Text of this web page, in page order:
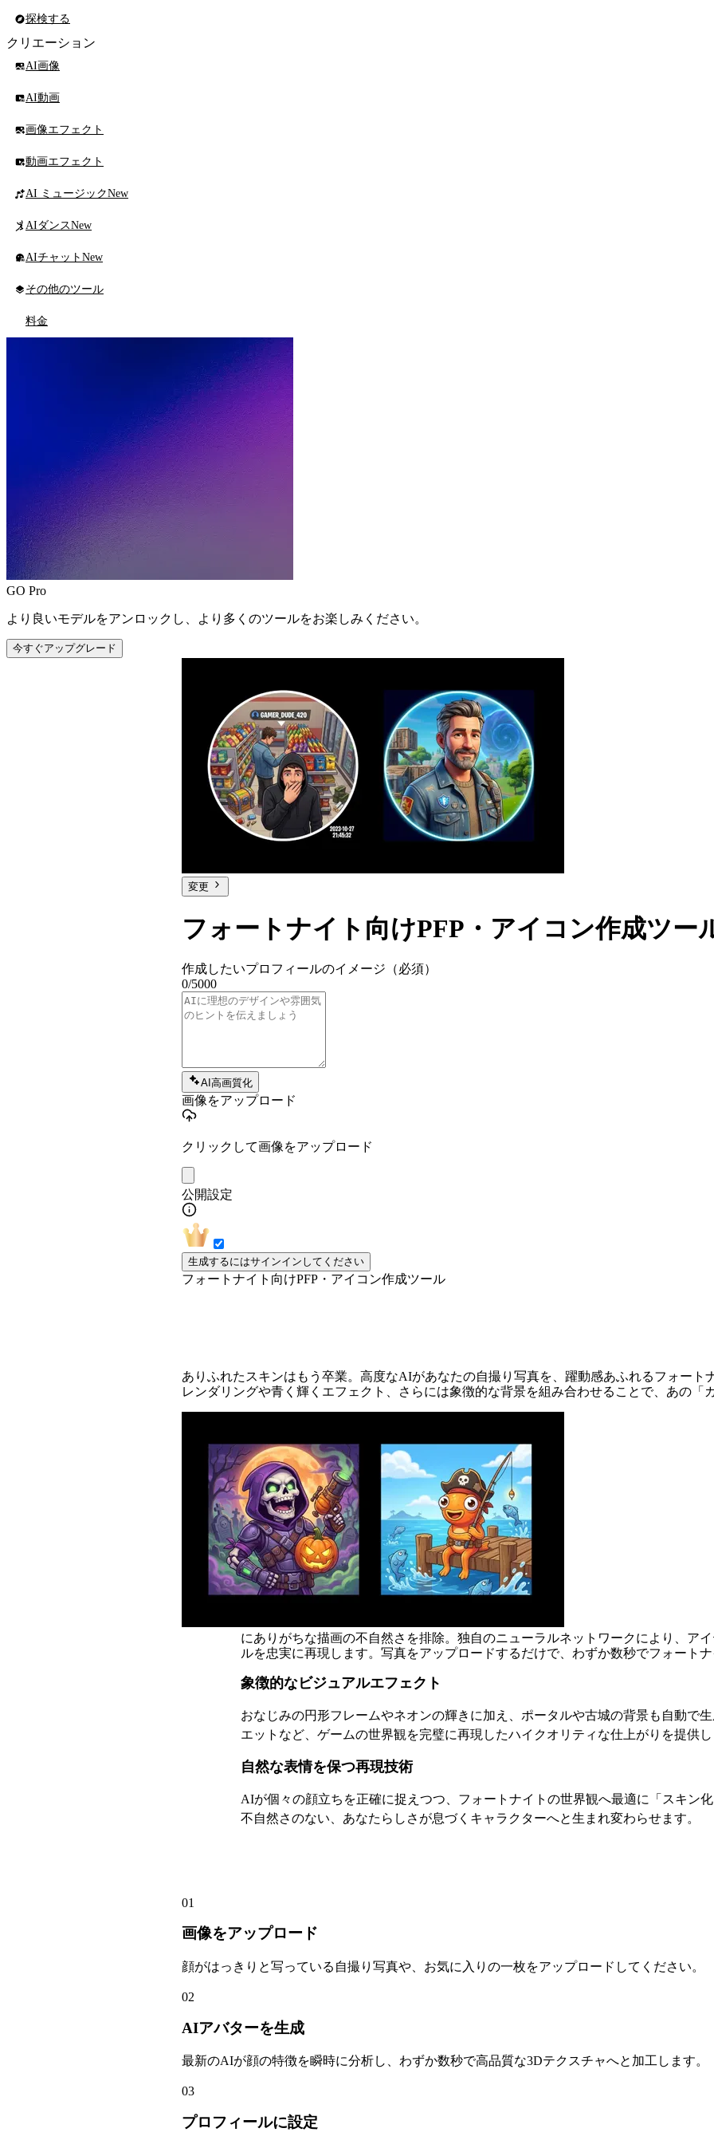
探検する
クリエーション
AI画像
AI動画
画像エフェクト
動画エフェクト
AI ミュージックNew
AIダンスNew
AIチャット New
その他のツール
料金
GO Pro
より良いモデルをアンロックし、より多くのツールをお楽しみください。
今すぐアップグレード
変更
フォートナイト向けPFP・アイコン作成ツー
作成したいプロフィールのイメージ （必須）
0/5000
AI高画質化
画像をアップロード
クリックして画像をアップロード
公開設定
生成するにはサインインしてください
フォートナイト向けPFP・アイコン作成ツール
ありふれたスキンはもう卒業。高度なAIがあなたの自撮り写真を、躍動感あふれるフォー
レンダリングや青く輝くエフェクト、さらには象徴的な背景を組み合わせることで、あの「
にありがちな描画の不自然さを排除。独自のニューラルネットワークにより、ア
ルを忠実に再現します。写真をアップロードするだけで、わずか数秒でフォート
象徴的なビジュアルエフェクト
おなじみの円形フレームやネオンの輝きに加え、ポータルや古城の背景も自動で
エットなど、ゲームの世界観を完璧に再現したハイクオリティな仕上がりを提供
自然な表情を保つ再現技術
AIが個々の顔立ちを正確に捉えつつ、フォートナイトの世界観へ最適に「スキン
不自然さのない、あなたらしさが息づくキャラクターへと生まれ変わらせます。
01
画像をアップロード
顔がはっきりと写っている自撮り写真や、お気に入りの一枚をアップロードしてください。
02
AIアバターを生成
最新のAIが顔の特徴を瞬時に分析し、わずか数秒で高品質な3Dテクスチャへと加工します。
03
プロフィールに設定